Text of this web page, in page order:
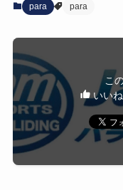
para para
こ
いい